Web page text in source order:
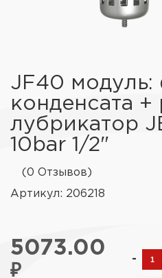
JF40 модуль:
конденсата +
лубрикатор
10bar 1/2"
(0 Отзывов)
Артикул: 206218
5073.00
₽
-